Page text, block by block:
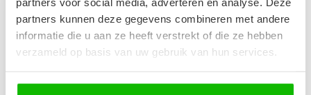
partners kunnen deze gegevens combineren met andere
informatie die u aan ze heeft verstrekt of die ze hebben
verzameld op basis van uw gebruik van hun services.